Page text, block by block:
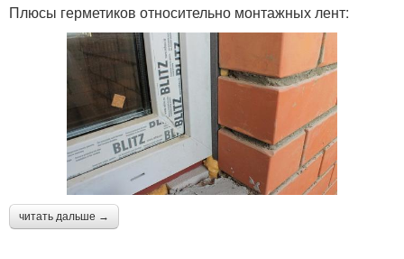
Плюсы герметиков относительно монтажных лент:
читать дальше →